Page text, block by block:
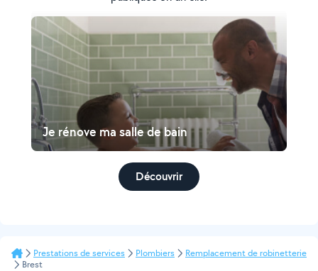
Je rénove ma salle de bain
Découvrir
Prestations de services Plombiers
Remplacement de robinetterie
Brest